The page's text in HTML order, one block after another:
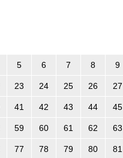
5 6 7 8 9
23 24 25 26 27
41 42 43 44 45
59 60 61 62 63
77 78 79 80 81